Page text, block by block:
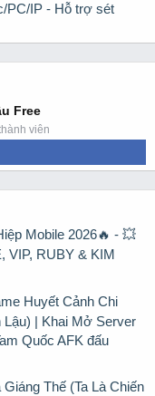
PC/IP - Hỗ trợ sét
Free
viên
Mobile 2026🔥 - 💥
VIP, RUBY & KIM
Huyết Cảnh Chi
| Khai Mở Server
Quốc AFK đấu
Thế (Ta Là Chiến